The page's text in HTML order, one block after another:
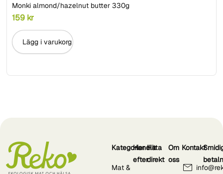
Monki almond/hazelnut butter 330g
159 kr
Lägg i varukorg
Kategorier
Mat &
Handla
efter
Hitta
direkt
Om
oss
Kontakt